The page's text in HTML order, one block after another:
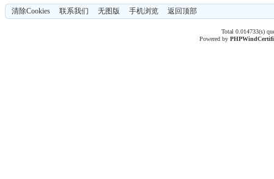
清除Cookies 联系我们 无图版 手机浏览 返回顶部
Total 0.014733(s)
Powered byPHPWind